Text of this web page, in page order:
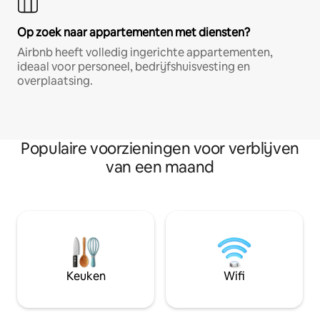
Op zoek naar appartementen met diensten?
Airbnb heeft volledig ingerichte appartementen,
ideaal voor personeel, bedrijfshuisvesting en
overplaatsing.
Populaire voorzieningen voor verblijven
van een maand
Keuken Wifi